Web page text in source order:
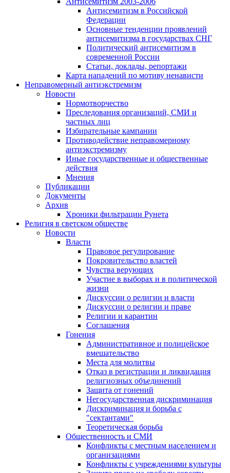
Антисемитизм в Российской
Федерации
Основные тенденции проявлений
антисемитизма в государствах СНГ
Политический антисемитизм в
современной России
Статьи, доклады, репортажи
Карта нападений по мотиву ненависти
Неправомерный антиэкстремизм
Новости
Нормотворчество
Преследования организаций, СМИ и
частных лиц
Избирательные кампании
Противодействие неправомерному
антиэкстремизму
Иные государственные и общественные
действия
Мнения
Публикации
Документы
Архив
Хроники фильтрации Рунета
Религия в светском обществе
Новости
Власти
Правовое регулирование
Покровительство властей
Чувства верующих
Участие в выборах и в политической
жизни
Дискуссии о религии и власти
Дискуссии о религии и праве
Религии и карантин
Соглашения
Гонения
Административное и полицейское
вмешательство
Места для молитвы
Отказ в регистрации и ликвидация
религиозных объединений
Защита от гонений
Негосударственная дискриминация
Дискриминация и борьба с
"сектантами"
Теоретическая борьба
Общественность и СМИ
Конфликты с местным населением и
организациями
Конфликты с учреждениями культуры